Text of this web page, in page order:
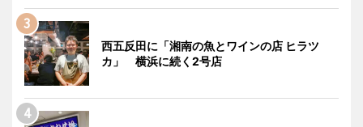
西五反田に「湘南の魚とワインの店 ヒラツ
カ」 横浜に続く2号店